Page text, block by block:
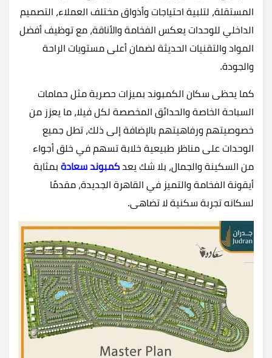
المستقلة، لتلبية احتياجات وأذواق مختلف العملاء، التصميم
الداخلي للوحدات يعكس الفخامة والأناقة، مع توظيف أفضل
المواد والتقنيات الحديثة لضمان أعلى مستويات الراحة
والجودة.
كما يحظى سكان الكمبوند بميزات حصرية مثل حمامات
السباحة الخاصة والحدائق المخصصة لكل فيلا، ما يعزز من
خصوصيتهم ورفاهيتهم بالإضافة إلى ذلك، تطل جميع
الوحدات على مناظر طبيعية خلابة تسهم في خلق أجواء
من السكينة والجمال، بلا شك يعد كمبوند سعادة بمثابة
أيقونة الفخامة والتميز في القاهرة الجديدة، مقدمًا
لسكانه تجربة سكنية لا تضاهى.